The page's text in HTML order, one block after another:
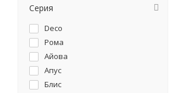
Серия
Deco
Рома
Айова
Апус
Блис